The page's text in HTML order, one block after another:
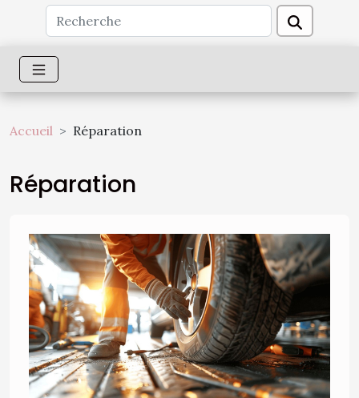
Accueil Réparation
Réparation